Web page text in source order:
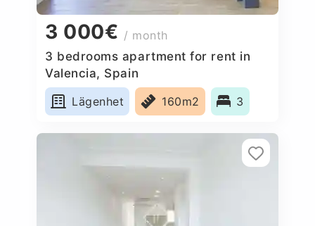
3 000€ / month
3 bedrooms apartment for rent in
Valencia, Spain
Lägenhet
160m2 3